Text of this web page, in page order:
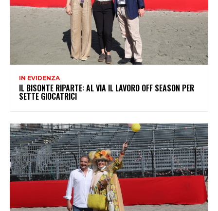
IN EVIDENZA
IL BISONTE RIPARTE: AL VIA IL LAVORO OFF SEASON PER
SETTE GIOCATRICI